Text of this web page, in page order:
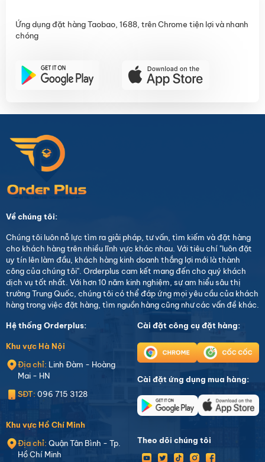
Ứng dụng đặt hàng Taobao, 1688, trên Chrome tiện lợi và nhanh
chóng
Về chúng tôi:
Chúng tôi luôn nỗ lực tìm ra giải pháp, tư vấn, tìm kiếm và đặt hàng
cho khách hàng trên nhiều lĩnh vực khác nhau. Với tiêu chí "luôn đặt
uy tín lên làm đầu, khách hàng kinh doanh thắng lợi mới là thành
công của chúng tôi". Orderplus cam kết mang đến cho quý khách
dịch vụ tốt nhất. Với hơn 10 năm kinh nghiệm, sự am hiểu sâu thị
trường Trung Quốc, chúng tôi có thể đáp ứng mọi yêu cầu của khách
hàng trong việc đặt hàng, tìm nguồn hàng cũng như các vấn đề khác.
Hệ thống Orderplus:
Khu vực Hà Nội
Địa chỉ: Linh Đàm - Hoàng
Mai - HN
SĐT: 096 715 3128
Khu vực Hồ Chí Minh
Địa chỉ: Quận Tân Bình - Tp.
Hồ Chí Minh
Cài đặt công cụ đặt hàng:
Cài đặt ứng dụng mua hàng:
Theo dõi chúng tôi